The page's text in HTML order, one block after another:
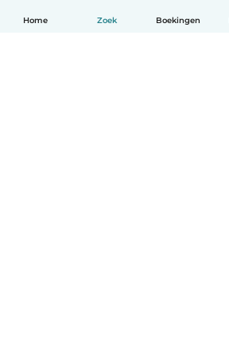
Home Zoek Boekingen